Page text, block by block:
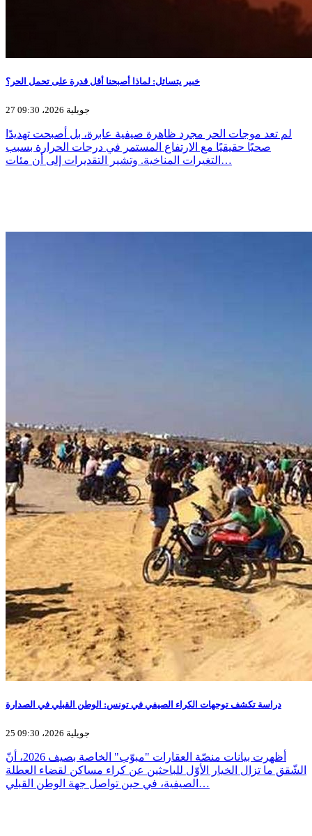
خبير يتسائل: لماذا أصبحنا أقل قدرة على تحمل الحر؟
27 جويلية 2026، 09:30
لم تعد موجات الحر مجرد ظاهرة صيفية عابرة، بل أصبحت تهديدًا
صحيًا حقيقيًا مع الارتفاع المستمر في درجات الحرارة بسبب
التغيرات المناخية. وتشير التقديرات إلى أن مئات…
دراسة تكشف توجهات الكراء الصيفي في تونس: الوطن القبلي في الصدارة
25 جويلية 2026، 09:30
أظهرت بيانات منصّة العقارات "مبوّب" الخاصة بصيف 2026، أنّ
الشّقق ما تزال الخيار الأوّل للباحثين عن كراء مساكن لقضاء العطلة
الصيفية، في حين تواصل جهة الوطن القبلي…